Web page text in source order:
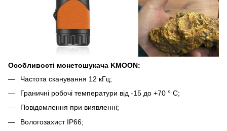
Особливості монетошукача KMOON:
Частота сканування 12 кГц;
Граничні робочі температури від -15 до +70 ° С;
Повідомлення при виявленні;
Вологозахист IP66;